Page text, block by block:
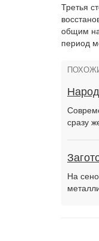
Третья
общим
период
сразу
На